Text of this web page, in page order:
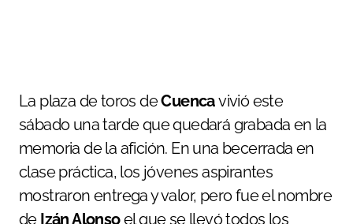
La plaza de toros deCuencavivió este
sábado una tarde que quedará grabada en la
memoria de la afición. En una becerrada en
clase práctica, los jóvenes aspirantes
mostraron entrega y valor, pero fue el nombre
deIzán Alonsoel que se llevó todos los